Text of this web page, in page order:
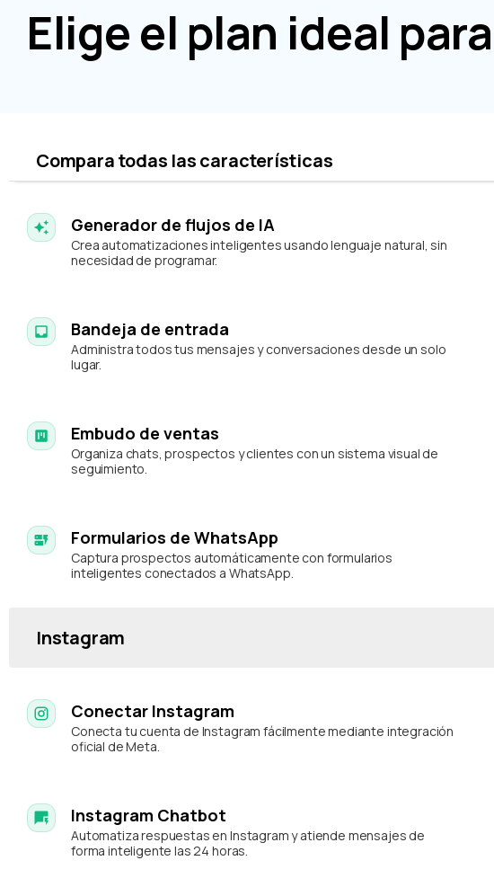
Elige el plan ideal
Compara todas las características
Generador de flujos de IA
Crea automatizaciones inteligentes usando lenguaje natural, sin
necesidad de programar.
Bandeja de entrada
Administra todos tus mensajes y conversaciones desde un solo
lugar.
Embudo de ventas
Organiza chats, prospectos y clientes con un sistema visual de
seguimiento.
Formularios de WhatsApp
Captura prospectos automáticamente con formularios
inteligentes conectados a WhatsApp.
Instagram
Conectar Instagram
Conecta tu cuenta de Instagram fácilmente mediante integración
oficial de Meta.
Instagram Chatbot
Automatiza respuestas en Instagram y atiende mensajes de
forma inteligente las 24 horas.